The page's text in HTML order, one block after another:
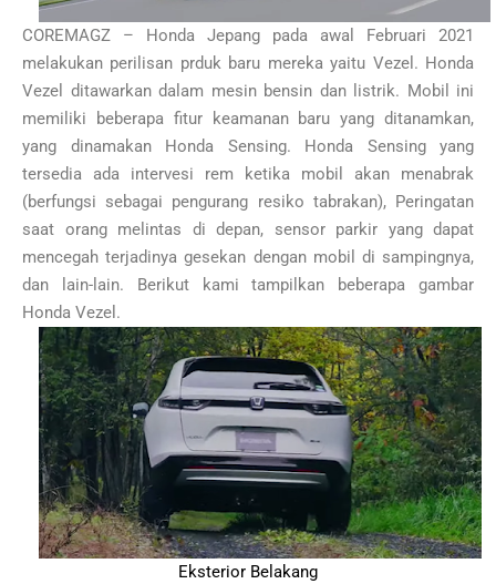
COREMAGZ – Honda Jepang pada awal Februari 2021
melakukan perilisan prduk baru mereka yaitu Vezel. Honda
Vezel ditawarkan dalam mesin bensin dan listrik. Mobil ini
memiliki beberapa fitur keamanan baru yang ditanamkan,
yang dinamakan Honda Sensing. Honda Sensing yang
tersedia ada intervesi rem ketika mobil akan menabrak
(berfungsi sebagai pengurang resiko tabrakan), Peringatan
saat orang melintas di depan, sensor parkir yang dapat
mencegah terjadinya gesekan dengan mobil di sampingnya,
dan lain-lain. Berikut kami tampilkan beberapa gambar
Honda Vezel.
Eksterior Belakang